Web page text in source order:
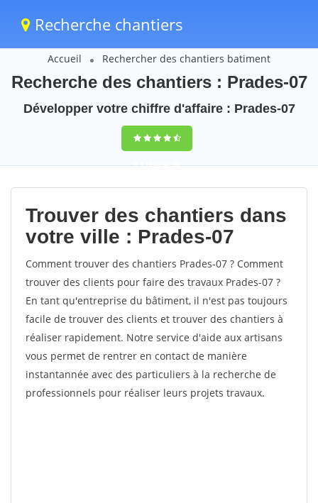
Recherche chantiers
Accueil Rechercher des chantiers batiment
Recherche des chantiers : Prades-07
Développer votre chiffre d'affaire : Prades-07
9,5(100%)40
votes
Trouver des chantiers dans
votre ville : Prades-07
Comment trouver des chantiers Prades-07 ? Comment
trouver des clients pour faire des travaux Prades-07 ?
En tant qu'entreprise du bâtiment, il n'est pas toujours
facile de trouver des clients et trouver des chantiers à
réaliser rapidement. Notre service d'aide aux artisans
vous permet de rentrer en contact de manière
instantannée avec des particuliers à la recherche de
professionnels pour réaliser leurs projets travaux.